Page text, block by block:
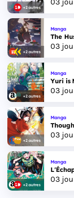
+2 autres
+2 autres
Manga
The
03
+2 autres
Manga
Yuri is
03
+2 autres
Manga
03
+2 autres
Manga
03